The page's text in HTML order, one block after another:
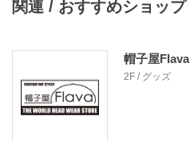
関連 / おすすめショップ
帽子屋Flava
2F / グッズ